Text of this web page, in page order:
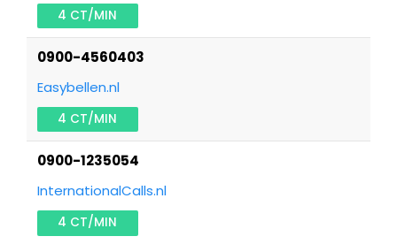
4 CT/MIN
0900-4560403
Easybellen.nl
4 CT/MIN
0900-1235054
InternationalCalls.nl
4 CT/MIN